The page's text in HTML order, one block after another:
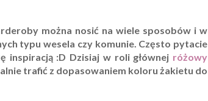
można nosić na wiele sposobów i w
typu wesela czy komunie. Często pytacie
inspiracją :D Dzisiaj w roli głównej różowy
trafić z dopasowaniem koloru żakietu do